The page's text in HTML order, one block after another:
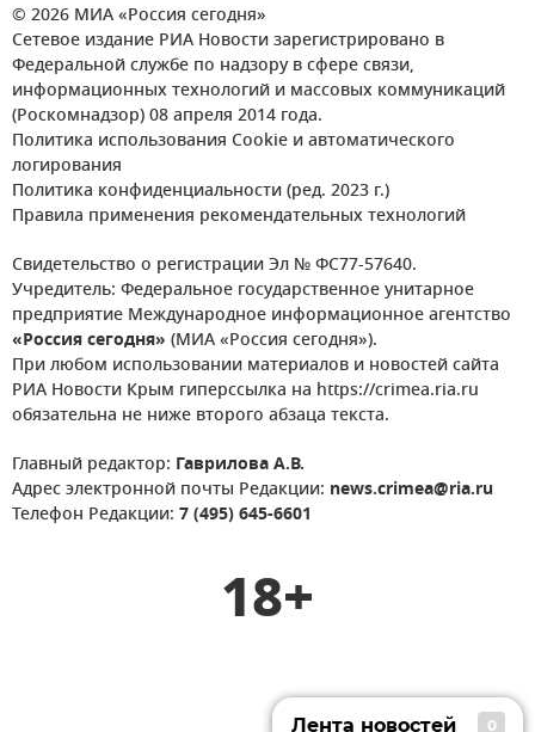
© 2026 МИА «Россия сегодня»
Сетевое издание РИА Новости зарегистрировано в
Федеральной службе по надзору в сфере связи,
информационных технологий и массовых коммуникаций
(Роскомнадзор) 08 апреля 2014 года.
Политика использования Cookie и автоматического
логирования
Политика конфиденциальности (ред. 2023 г.)
Правила применения рекомендательных технологий
Свидетельство о регистрации Эл № ФС77-57640.
Учредитель: Федеральное государственное унитарное
предприятие Международное информационное агентство
«Россия сегодня» (МИА «Россия сегодня»).
При любом использовании материалов и новостей сайта
РИА Новости Крым гиперссылка на https://crimea.ria.ru
обязательна не ниже второго абзаца текста.
Главный редактор: Гаврилова А.В.
Адрес электронной почты Редакции: news.crimea@ria.ru
Телефон Редакции: 7 (495) 645-6601
18+
Лента новостей 0